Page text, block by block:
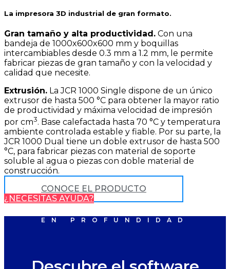
La impresora 3D industrial de gran formato.
Gran tamaño y alta productividad. Con una
bandeja de 1000x600x600 mm y boquillas
intercambiables desde 0.3 mm a 1.2 mm, le permite
fabricar piezas de gran tamaño y con la velocidad y
calidad que necesite.
Extrusión. La JCR 1000 Single dispone de un único
extrusor de hasta 500 °C para obtener la mayor ratio
de productividad y máxima velocidad de impresión
por cm3. Base calefactada hasta 70 °C y temperatura
ambiente controlada estable y fiable. Por su parte, la
JCR 1000 Dual tiene un doble extrusor de hasta 500
°C, para fabricar piezas con material de soporte
soluble al agua o piezas con doble material de
construcción.
CONOCE EL PRODUCTO
¿NECESITAS AYUDA?
EN PROFUNDIDAD